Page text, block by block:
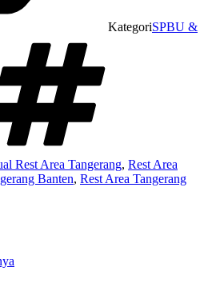
KategoriSPBU &
Rest Area Tangerang, Rest Area
Banten, Rest Area Tangerang